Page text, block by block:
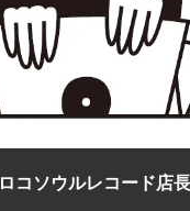
ロコソウルレコード店長